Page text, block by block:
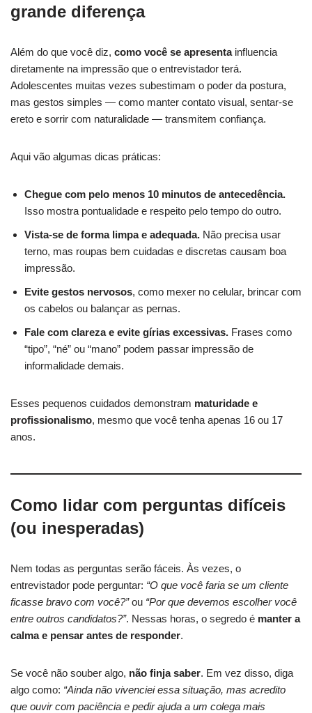
grande diferença
Além do que você diz, como você se apresentainfluencia
diretamente na impressão que o entrevistador terá.
Adolescentes muitas vezes subestimam o poder da postura,
mas gestos simples — como manter contato visual, sentar-se
ereto e sorrir com naturalidade — transmitem confiança.
Aqui vão algumas dicas práticas:
Chegue com pelo menos 10 minutos de antecedência.
Isso mostra pontualidade e respeito pelo tempo do outro.
Vista-se de forma limpa e adequada. Não precisa usar
terno, mas roupas bem cuidadas e discretas causam boa
impressão.
Evite gestos nervosos, como mexer no celular, brincar com
os cabelos ou balançar as pernas.
Fale com clareza e evite gírias excessivas. Frases como
“tipo”, “né” ou “mano” podem passar impressão de
informalidade demais.
Esses pequenos cuidados demonstram maturidade e
profissionalismo, mesmo que você tenha apenas 16 ou 17
anos.
Como lidar com perguntas difíceis
(ou inesperadas)
Nem todas as perguntas serão fáceis. Às vezes, o
entrevistador pode perguntar: “O que você faria se um cliente
ficasse bravo com você?”ou “Por que devemos escolher você
entre outros candidatos?”. Nessas horas, o segredo é manter a
calma e pensar antes de responder.
Se você não souber algo, não finja saber. Em vez disso, diga
algo como: “Ainda não vivenciei essa situação, mas acredito
que ouvir com paciência e pedir ajuda a um colega mais